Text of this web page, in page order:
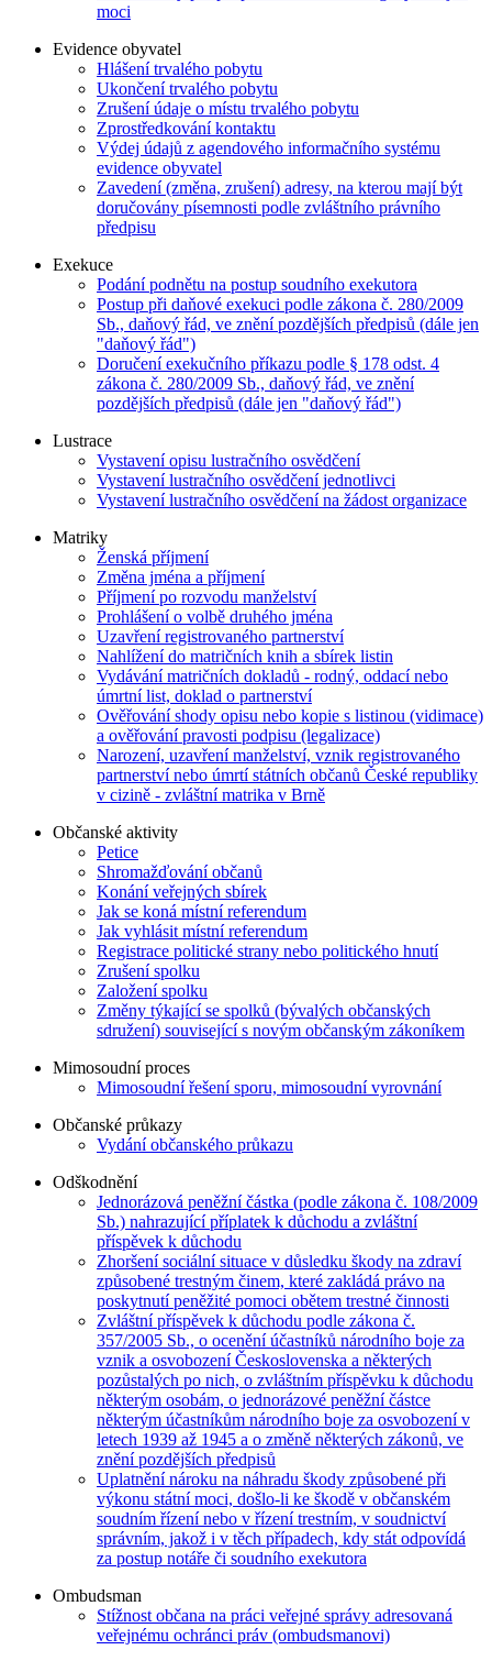
moci
Evidence obyvatel
Hlášení trvalého pobytu
Ukončení trvalého pobytu
Zrušení údaje o místu trvalého pobytu
Zprostředkování kontaktu
Výdej údajů z agendového informačního systému
evidence obyvatel
Zavedení (změna, zrušení) adresy, na kterou mají být
doručovány písemnosti podle zvláštního právního
předpisu
Exekuce
Podání podnětu na postup soudního exekutora
Postup při daňové exekuci podle zákona č. 280/2009
Sb., daňový řád, ve znění pozdějších předpisů (dále jen
"daňový řád")
Doručení exekučního příkazu podle § 178 odst. 4
zákona č. 280/2009 Sb., daňový řád, ve znění
pozdějších předpisů (dále jen "daňový řád")
Lustrace
Vystavení opisu lustračního osvědčení
Vystavení lustračního osvědčení jednotlivci
Vystavení lustračního osvědčení na žádost organizace
Matriky
Ženská příjmení
Změna jména a příjmení
Příjmení po rozvodu manželství
Prohlášení o volbě druhého jména
Uzavření registrovaného partnerství
Nahlížení do matričních knih a sbírek listin
Vydávání matričních dokladů - rodný, oddací nebo
úmrtní list, doklad o partnerství
Ověřování shody opisu nebo kopie s listinou (vidimace)
a ověřování pravosti podpisu (legalizace)
Narození, uzavření manželství, vznik registrovaného
partnerství nebo úmrtí státních občanů České republiky
v cizině - zvláštní matrika v Brně
Občanské aktivity
Petice
Shromažďování občanů
Konání veřejných sbírek
Jak se koná místní referendum
Jak vyhlásit místní referendum
Registrace politické strany nebo politického hnutí
Zrušení spolku
Založení spolku
Změny týkající se spolků (bývalých občanských
sdružení) související s novým občanským zákoníkem
Mimosoudní proces
Mimosoudní řešení sporu, mimosoudní vyrovnání
Občanské průkazy
Vydání občanského průkazu
Odškodnění
Jednorázová peněžní částka (podle zákona č. 108/2009
Sb.) nahrazující příplatek k důchodu a zvláštní
příspěvek k důchodu
Zhoršení sociální situace v důsledku škody na zdraví
způsobené trestným činem, které zakládá právo na
poskytnutí peněžité pomoci obětem trestné činnosti
Zvláštní příspěvek k důchodu podle zákona č.
357/2005 Sb., o ocenění účastníků národního boje za
vznik a osvobození Československa a některých
pozůstalých po nich, o zvláštním příspěvku k důchodu
některým osobám, o jednorázové peněžní částce
některým účastníkům národního boje za osvobození v
letech 1939 až 1945 a o změně některých zákonů, ve
znění pozdějších předpisů
Uplatnění nároku na náhradu škody způsobené při
výkonu státní moci, došlo-li ke škodě v občanském
soudním řízení nebo v řízení trestním, v soudnictví
správním, jakož i v těch případech, kdy stát odpovídá
za postup notáře či soudního exekutora
Ombudsman
Stížnost občana na práci veřejné správy adresovaná
veřejnému ochránci práv (ombudsmanovi)